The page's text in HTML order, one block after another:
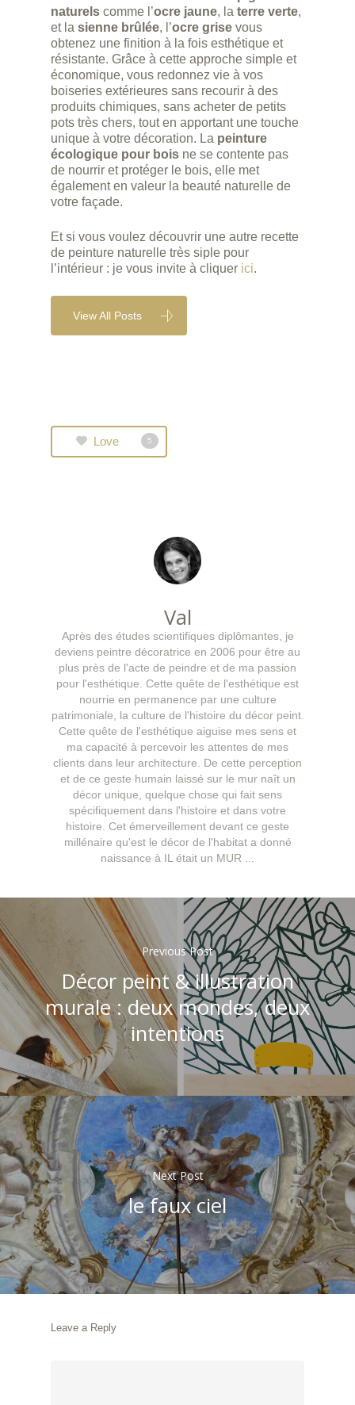
naturels comme l’ocre jaune, laterre verte,
et lasienne brûlée, l’ocre grise vous
obtenez une finition à la fois esthétique et
résistante. Grâce à cette approche simple et
économique, vous redonnez vie à vos
boiseries extérieures sans recourir à des
produits chimiques, sans acheter de petits
pots très chers, tout en apportant une touche
unique à votre décoration. La peinture
écologique pour bois ne se contente pas
de nourrir et protéger le bois, elle met
également en valeur la beauté naturelle de
votre façade.
Et si vous voulez découvrir une autre recette
de peinture naturelle très siple pour
l’intérieur : je vous invite à cliquer ici.
View All Posts
Love 5
Val
Après des études scientifiques diplômantes, je
deviens peintre décoratrice en 2006 pour être au
plus près de l'acte de peindre et de ma passion
pour l'esthétique. Cette quête de l'esthétique est
nourrie en permanence par une culture
patrimoniale, la culture de l'histoire du décor peint.
Cette quête de l'esthétique aiguise mes sens et
ma capacité à percevoir les attentes de mes
clients dans leur architecture. De cette perception
et de ce geste humain laissé sur le mur naît un
décor unique, quelque chose qui fait sens
spécifiquement dans l'histoire et dans votre
histoire. Cet émerveillement devant ce geste
millénaire qu'est le décor de l'habitat a donné
naissance à IL était un MUR ...
Previous Post
Décor peint & illustration
murale : deux mondes, deux
intentions
Next Post
le faux ciel
Leave a Reply